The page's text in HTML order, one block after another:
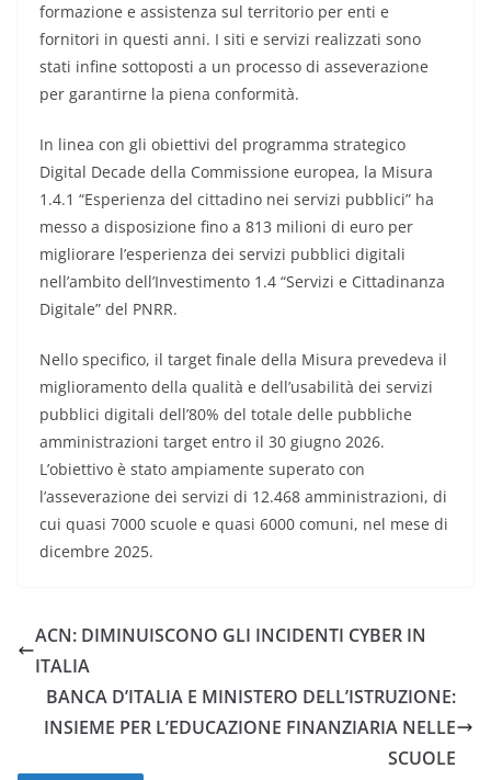
formazione e assistenza sul territorio per enti e
fornitori in questi anni. I siti e servizi realizzati sono
stati infine sottoposti a un processo di asseverazione
per garantirne la piena conformità.
In linea con gli obiettivi del programma strategico
Digital Decade della Commissione europea, la Misura
1.4.1 “Esperienza del cittadino nei servizi pubblici” ha
messo a disposizione fino a 813 milioni di euro per
migliorare l’esperienza dei servizi pubblici digitali
nell’ambito dell’Investimento 1.4 “Servizi e Cittadinanza
Digitale” del PNRR.
Nello specifico, il target finale della Misura prevedeva il
miglioramento della qualità e dell’usabilità dei servizi
pubblici digitali dell’80% del totale delle pubbliche
amministrazioni target entro il 30 giugno 2026.
L’obiettivo è stato ampiamente superato con
l’asseverazione dei servizi di 12.468 amministrazioni, di
cui quasi 7000 scuole e quasi 6000 comuni, nel mese di
dicembre 2025.
ACN: DIMINUISCONO GLI INCIDENTI CYBER IN
ITALIA
BANCA D’ITALIA E MINISTERO DELL’ISTRUZIONE:
INSIEME PER L’EDUCAZIONE FINANZIARIA NELLE
SCUOLE